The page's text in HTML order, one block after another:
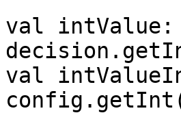
val
val